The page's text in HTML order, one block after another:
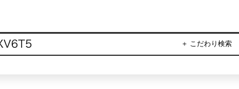
＋ こだわり検索